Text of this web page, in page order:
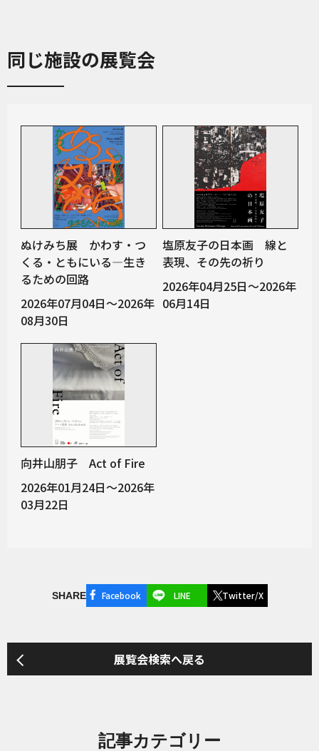
同じ施設の展覧会
ぬけみち展 かわす・つ
くる・ともにいる―生き
るための回路
2026年07月04日～2026年
08月30日
塩原友子の日本画 線と
表現、その先の祈り
2026年04月25日～2026年
06月14日
向井山朋子 Act of Fire
2026年01月24日～2026年
03月22日
SHARE Facebook LINE Twitter/X
展覧会検索へ戻る
記事カテゴリー